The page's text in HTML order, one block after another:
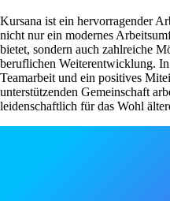
Kursana ist ein hervorragender
nicht nur ein modernes
bietet, sondern auch zahlreiche
beruflichen Weiterentwicklung.
Teamarbeit und ein positives
unterstützenden Gemeinschaft
leidenschaftlich für das Wohl